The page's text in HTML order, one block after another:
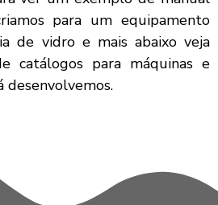
para um equipamento
de vidro e mais abaixo veja
catálogos para máquinas e
desenvolvemos.